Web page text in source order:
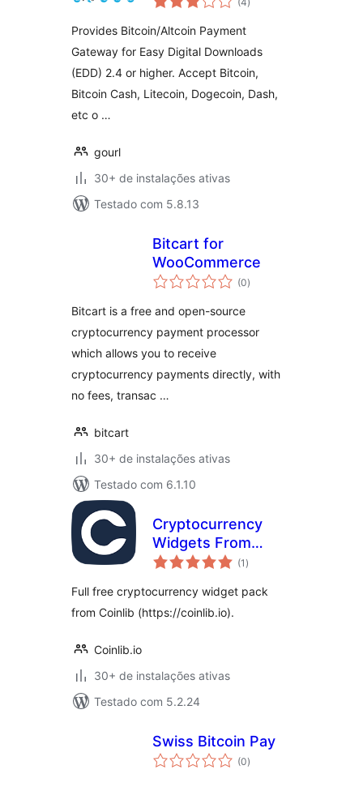
de
Provides Bitcoin/Altcoin Payment
Gateway for Easy Digital Downloads
(EDD) 2.4 or higher. Accept Bitcoin,
Bitcoin Cash, Litecoin, Dogecoin, Dash,
etc o …
gourl
30+ de instalações ativas
Testado com 5.8.13
Bitcart for
WooCommerce
(0total
de
)
Bitcart is a free and open-source
cryptocurrency payment processor
which allows you to receive
cryptocurrency payments directly, with
no fees, transac …
bitcart
30+ de instalações ativas
Testado com 6.1.10
Cryptocurrency
Widgets From
Coinlib
(1 total
de
)
Full free cryptocurrency widget pack
from Coinlib (https://coinlib.io).
Coinlib.io
30+ de instalações ativas
Testado com 5.2.24
Swiss Bitcoin Pay
(0total
de
)